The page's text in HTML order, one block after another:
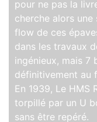
pour ne pas la
cherche alors
flow de ces
dans les travaux
ingénieux, mais 7
définitivement au
En 1939, Le HMS
torpillé par un U
sans être repéré.